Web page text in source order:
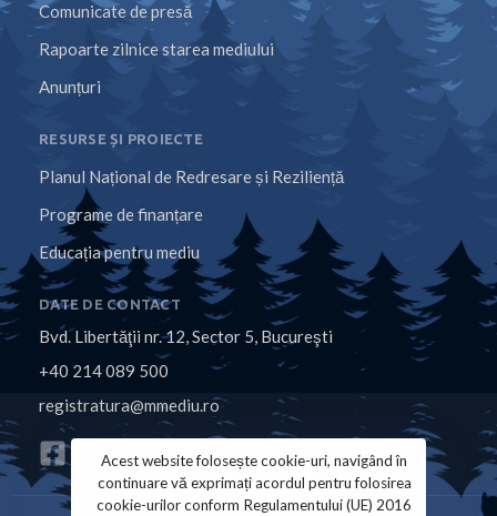
Comunicate de presă
Rapoarte zilnice starea mediului
Anunțuri
RESURSE ȘI PROIECTE
Planul Național de Redresare și Reziliență
Programe de finanțare
Educația pentru mediu
DATE DE CONTACT
Bvd. Libertăţii nr. 12, Sector 5, Bucureşti
+40 214 089 500
registratura@mmediu.ro
Acest website folosește cookie-uri, navigând în
continuare vă exprimați acordul pentru folosirea
cookie-urilor conform Regulamentului (UE) 2016